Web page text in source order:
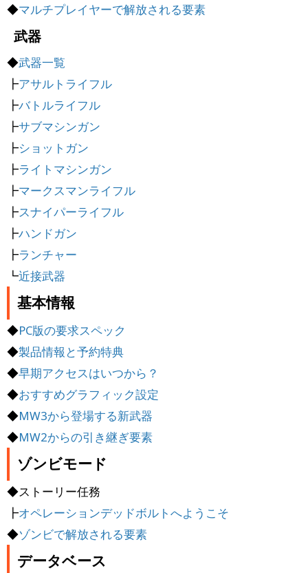
◆マルチプレイヤーで解放される要素
武器
◆武器一覧
┣アサルトライフル
┣バトルライフル
┣サブマシンガン
┣ショットガン
┣ライトマシンガン
┣マークスマンライフル
┣スナイパーライフル
┣ハンドガン
┣ランチャー
┗近接武器
基本情報
◆PC版の要求スペック
◆製品情報と予約特典
◆早期アクセスはいつから？
◆おすすめグラフィック設定
◆MW3から登場する新武器
◆MW2からの引き継ぎ要素
ゾンビモード
◆ストーリー任務
┣オペレーションデッドボルトへようこそ
◆ゾンビで解放される要素
データベース